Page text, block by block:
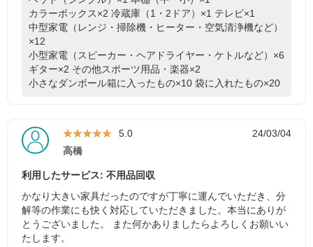
カラーボックス×2 冷蔵庫（1・2ドア）×1 テレビ×1
中型家電（レンジ・掃除機・ヒーター・空気清浄機など）
×12
小型家電（スピーカー・ヘアドライヤー・ケトルなど）×6
ギター×2 その他スポーツ用品・楽器×2
小さなダンボール箱に入ったもの×10 袋に入れたもの×20
★★★★★
★★★★★ 5.0
24/03/04
高橋
利用したサービス: 不用品回収
かなり大きい家具だったのですが丁寧に運んでいただき、分
解等の作業にも快く対応していただきました。本当にありが
とうございました。 また何かありましたらよろしくお願いい
たします。